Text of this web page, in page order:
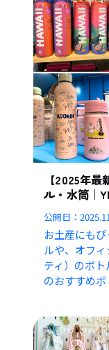
【2025年
ル・水筒｜
公開日：
お土産にも
ルや、オフ
ティ）のボ
のおすすめ